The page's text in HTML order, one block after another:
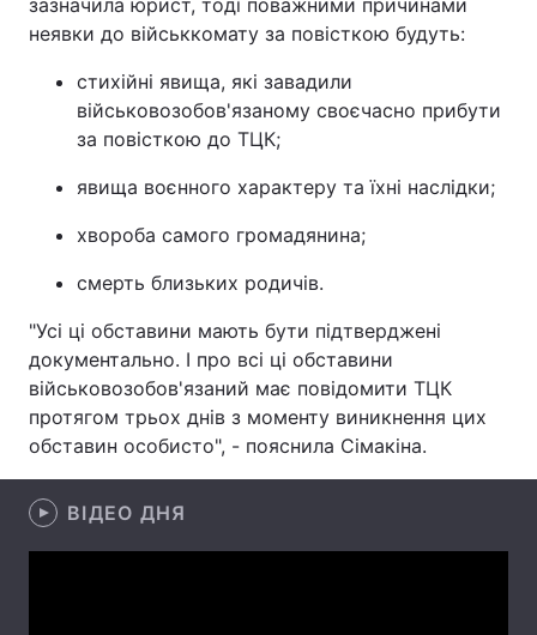
Техно і зв'язок
Зброя Інциденти
Відео з Youtube Статті
Інтерв'ю Думки
зазначила юрист, тоді поважними причинами
неявки до військкомату за повісткою будуть:
стихійні явища, які завадили
військовозобов'язаному своєчасно прибути
за повісткою до ТЦК;
явища воєнного характеру та їхні наслідки;
хвороба самого громадянина;
смерть близьких родичів.
"Усі ці обставини мають бути підтверджені
документально. І про всі ці обставини
військовозобов'язаний має повідомити ТЦК
протягом трьох днів з моменту виникнення цих
обставин особисто", - пояснила Сімакіна.
ВІДЕО ДНЯ